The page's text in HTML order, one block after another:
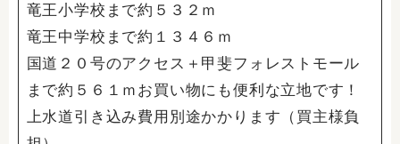
竜王小学校まで約５３２ｍ
竜王中学校まで約１３４６ｍ
国道２０号のアクセス＋甲斐フォレストモール
まで約５６１ｍお買い物にも便利な立地です！
上水道引き込み費用別途かかります（買主様負